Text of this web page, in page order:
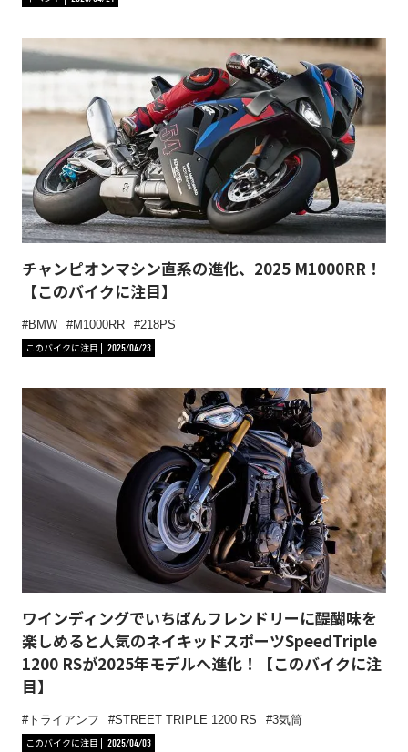
チャンピオンマシン直系の進化、2025 M1000RR！
【このバイクに注目】
BMW M1000RR
218PS
このバイクに注目
2025/04/23
ワインディングでいちばんフレンドリーに醍醐味を
楽しめると人気のネイキッドスポーツSpeedTriple
1200 RSが2025年モデルへ進化！【このバイクに注
目】
トライアンフ STREET TRIPLE 1200 RS
3気筒
このバイクに注目
2025/04/03